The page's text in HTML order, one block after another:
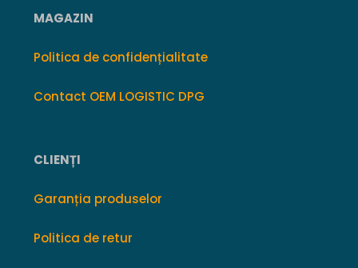
MAGAZIN
Politica de confidențialitate
Contact OEM LOGISTIC DPG
CLIENȚI
Garanția produselor
Politica de retur